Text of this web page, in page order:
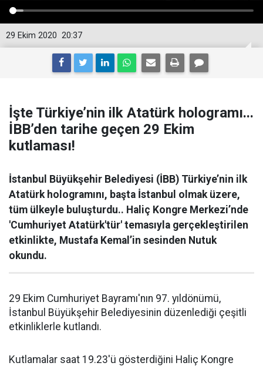
20:37
29 Ekim 2020
İşte Türkiye’nin ilk Atatürk hologramı...
İBB’den tarihe geçen 29 Ekim
kutlaması!
İstanbul Büyükşehir Belediyesi (İBB) Türkiye’nin ilk
Atatürk hologramını, başta İstanbul olmak üzere,
tüm ülkeyle buluşturdu.. Haliç Kongre Merkezi’nde
'Cumhuriyet Atatürk'tür' temasıyla gerçekleştirilen
etkinlikte, Mustafa Kemal’in sesinden Nutuk
okundu.
29 Ekim Cumhuriyet Bayramı'nın 97. yıldönümü,
İstanbul Büyükşehir Belediyesinin düzenlediği çeşitli
etkinliklerle kutlandı.
Kutlamalar saat 19.23'ü gösterdiğini Haliç Kongre